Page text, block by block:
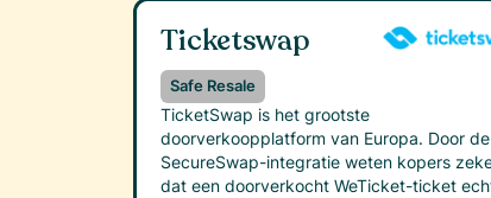
Ticketswap
Safe Resale
TicketSwap is het grootste
doorverkoopplatform van Europa. Door de
SecureSwap-integratie weten kopers
dat een doorverkocht WeTicket-ticket